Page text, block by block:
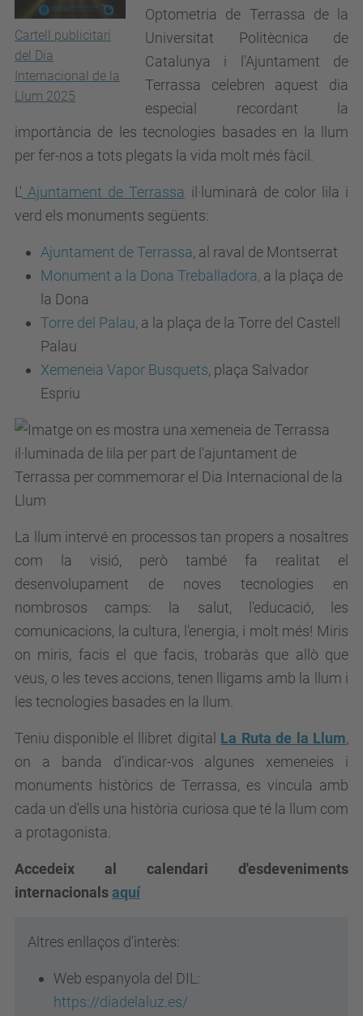
Cartell publicitari
del Dia
Internacional de la
Llum 2025
Optometria de Terrassa de la
Universitat Politècnica de
Catalunya i l'Ajuntament de
Terrassa celebren aquest dia
especial recordant la
importància de les tecnologies basades en la llum
per fer-nos a tots plegats la vida molt més fàcil.
L' Ajuntament de Terrassa il·luminarà de color l ila i
verd els monuments següents:
Ajuntament de Terrassa, al raval de Montserrat
Monument a la Dona Treballadora, a la plaça de
la Dona
Torre del Palau, a la plaça de la Torre del Castell
Palau
Xemeneia Vapor Busquets, plaça Salvador
Espriu
La llum intervé en processos tan propers a nosaltres
com la visió, però també fa realitat el
desenvolupament de noves tecnologies en
nombrosos camps: la salut, l'educació, les
comunicacions, la cultura, l'energia, i molt més! Miris
on miris, facis el que facis, trobaràs que allò que
veus, o les teves accions, tenen lligams amb la llum i
les tecnologies basades en la llum.
Teniu disponible el llibret digital La Ruta de la Llum,
on a banda d'indicar-vos algunes xemeneies i
monuments històrics de Terrassa, es vincula amb
cada un d'ells una història curiosa que té la llum com
a protagonista.
Accedeix al calendari d'esdeveniments
internacionalsaquí
Altres enllaços d'interès:
Web espanyola del DIL:
https://diadelaluz.es/